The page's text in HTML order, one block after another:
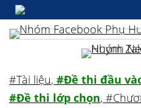
#Tài liệu, #Đề thi đầu
#Đề thi lớp chọn,